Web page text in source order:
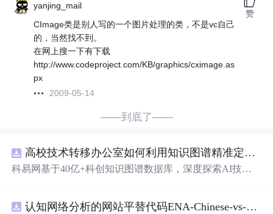
yanjing_mail
CImage类是别人写的一个图片处理的类，不是vc自己
的，当然找不到。
在网上搜一下有下载
http://www.codeproject.com/KB/graphics/cximage.as
px
2009-05-14
赞
——到底了——
高校技术转移办公室如何利用知识图谱精准定位产业需求与技术适配点？.docx
科易网基于40亿+科创知识图谱数据库，深度探索AI技术
新领域的AI+数智化解决方案，推动科技创新与产业创新认知网络分析的网站平替代码ENA-Chinese-vs-English-reproducible.zip